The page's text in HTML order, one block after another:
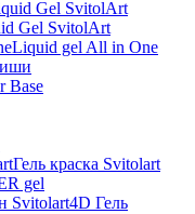
Gel SvitolArt
Liquid gel All in One
Base
Гель краска Svitolart
gel
4D Гель